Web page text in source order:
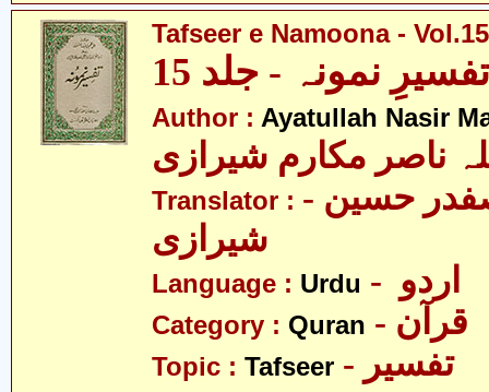
Tafseer e Namoona - Vol.15
تفسیرِ نمونہ - جلد 15
Author : Ayatullah Nasir
ناصر مکارم شیرازی
Translator : - مولانا سید صفدر حسین
شیرازی
Language : Urdu
Category : Quran - قرآن
Topic : Tafseer - تفسیر